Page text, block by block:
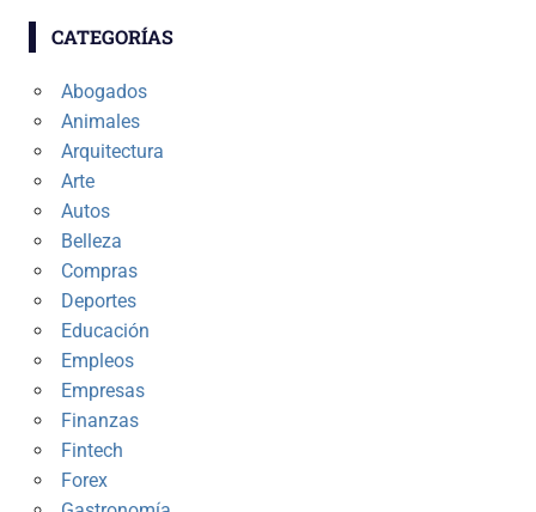
CATEGORÍAS
Abogados
Animales
Arquitectura
Arte
Autos
Belleza
Compras
Deportes
Educación
Empleos
Empresas
Finanzas
Fintech
Forex